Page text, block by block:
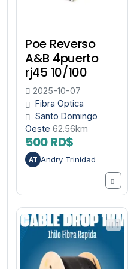
Poe Reverso
A&B 4puerto
rj45 10/100
2025-10-07
Fibra Optica
Santo Domingo
Oeste 62.56km
500 RD$
AT Andry Trinidad
1